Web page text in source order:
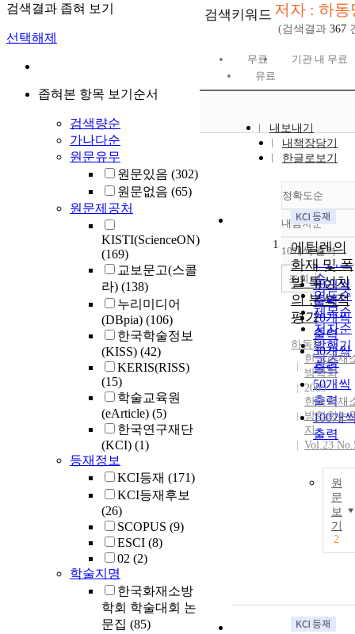
검색결과 좁혀 보기
선택해제
좁혀본 항목 보기순서
검색량순
가나다순
원문유무
원문있음 (302)
원문없음 (65)
원문제공처
KISTI(ScienceON)
(169)
교보문고(스콜
라) (138)
누리미디어
(DBpia) (106)
한국학술정보
(KISS) (42)
KERIS(RISS)
(15)
학술교육원
(eArticle) (5)
한국연구재단
(KCI) (1)
등재정보
KCI등재 (171)
KCI등재후보
(26)
SCOPUS (9)
ESCI (8)
02 (2)
학술지명
한국화재소방
학회 학술대회 논
문집 (85)
검색키워드 저자 : 하동
(검색결과 367
무료
기관 내 무료
유료
내보내기
내책장담기
한글로보기
정확도순
정확도
순
인기도
순
연도순
제목순
저자순
발행기
관순
내림차순
내림차
10개씩 출력
10개씩
출력
20개씩
출력
30개씩
출력
50개씩
출력
100개
출력
조회
1
에틸렌의
화재 및 폭
발 특성치
의 분석적
평가
하동명
한국화재
방학회
2009
한국화재
방학회논
지
Vol.23
원
문
보
기
2